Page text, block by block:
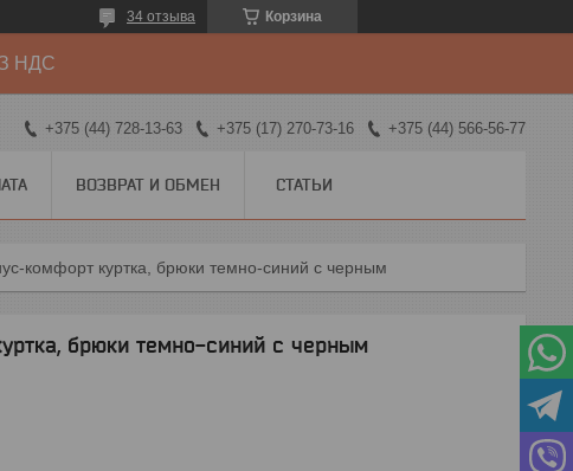
Корзина
34 отзыва
НДС
+375 (44) 728-13-63 +375 (17) 270-73-16 +375 (44) 566-56-77
ВОЗВРАТ И ОБМЕН СТАТЬИ
комфорт куртка, брюки темно-синий с черным
брюки темно-синий с черным